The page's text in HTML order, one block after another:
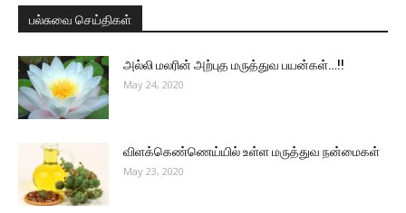
பல்சுவை செய்திகள்
அல்லி மலரின் அற்புத மருத்துவ பயன்கள்…!!
May 24, 2020
விளக்கெண்ணெய்யில் உள்ள மருத்துவ நன்மைகள்
May 23, 2020